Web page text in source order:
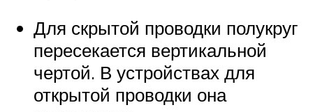
Для скрытой проводки полукруг
пересекается вертикальной
чертой. В устройствах для
открытой проводки она